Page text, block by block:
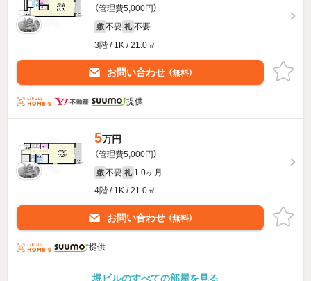
（管理費5,000円）
敷 不要 礼 不要
3階 / 1K / 21.0㎡
お問い合わせ （無料）
提供
5万円
（管理費5,000円）
敷 不要 礼 1.0ヶ月
4階 / 1K / 21.0㎡
お問い合わせ （無料）
提供
堀ビルのすべての部屋を見る